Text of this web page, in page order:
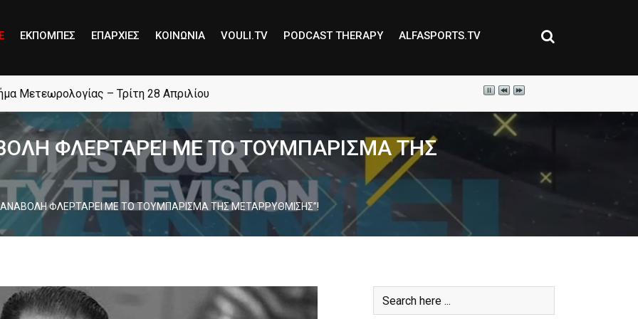
ΕΚΠΟΜΠΕΣ ΕΠΑΡΧΙΕΣ ΚΟΙΝΩΝΙΑ VOULI.TV PODCAST THERAPY ALFASPORTS.TV
Μετεωρολογίας – Τρίτη 28 Απριλίου
ΦΛΕΡΤΑΡΕΙ ΜΕ ΤΟ ΤΟΥΜΠΑΡΙΣΜΑ ΤΗΣ
ΦΛΕΡΤΑΡΕΙ ΜΕ ΤΟ ΤΟΥΜΠΑΡΙΣΜΑ ΤΗΣ ΜΕΤΑΡΡΥΘΜΙΣΗΣ”!